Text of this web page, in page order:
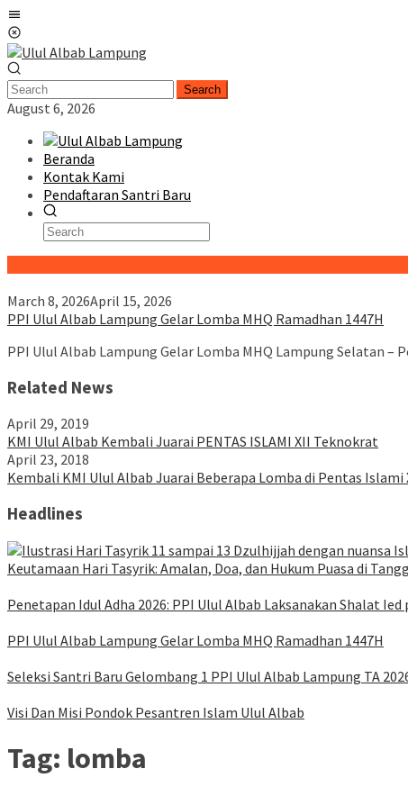
Skip
to
content
Search
August 6, 2026
Beranda
Kontak Kami
Pendaftaran Santri Baru
March 8, 2026April 15, 2026
PPI Ulul Albab Lampung Gelar Lomba MHQ Ramadhan 1447H
PPI Ulul Albab Lampung Gelar Lomba MHQ Lampung Selatan
Related News
April 29, 2019
KMI Ulul Albab Kembali Juarai PENTAS ISLAMI XII Teknokrat
April 23, 2018
Kembali KMI Ulul Albab Juarai Beberapa Lomba di Pentas
Headlines
Keutamaan Hari Tasyrik: Amalan, Doa, dan Hukum Puasa di
Penetapan Idul Adha 2026: PPI Ulul Albab Laksanakan Shalat Ied
PPI Ulul Albab Lampung Gelar Lomba MHQ Ramadhan 1447H
Seleksi Santri Baru Gelombang 1 PPI Ulul Albab Lampung TA
Visi Dan Misi Pondok Pesantren Islam Ulul Albab
Tag: lomba